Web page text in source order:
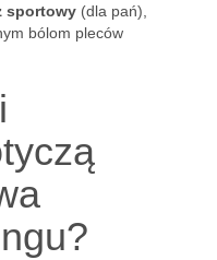
sportowy (dla pań),
bólom pleców